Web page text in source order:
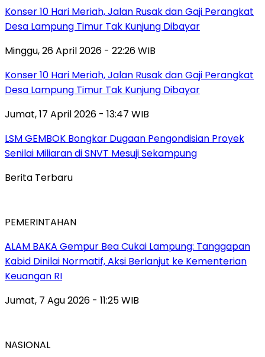
Konser 10 Hari Meriah, Jalan Rusak dan Gaji Perangkat
Desa Lampung Timur Tak Kunjung Dibayar
Minggu, 26 April 2026 - 22:26 WIB
Konser 10 Hari Meriah, Jalan Rusak dan Gaji Perangkat
Desa Lampung Timur Tak Kunjung Dibayar
Jumat, 17 April 2026 - 13:47 WIB
LSM GEMBOK Bongkar Dugaan Pengondisian Proyek
Senilai Miliaran di SNVT Mesuji Sekampung
Berita Terbaru
PEMERINTAHAN
ALAM BAKA Gempur Bea Cukai Lampung: Tanggapan
Kabid Dinilai Normatif, Aksi Berlanjut ke Kementerian
Keuangan RI
Jumat, 7 Agu 2026 - 11:25 WIB
NASIONAL